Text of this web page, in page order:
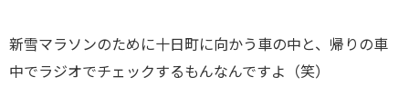
新雪マラソンのために十日町に向かう車の中と、帰りの車
中でラジオでチェックするもんなんですよ（笑）